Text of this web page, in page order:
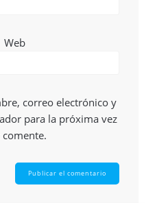
Web
correo electrónico y
para la próxima vez
comente.